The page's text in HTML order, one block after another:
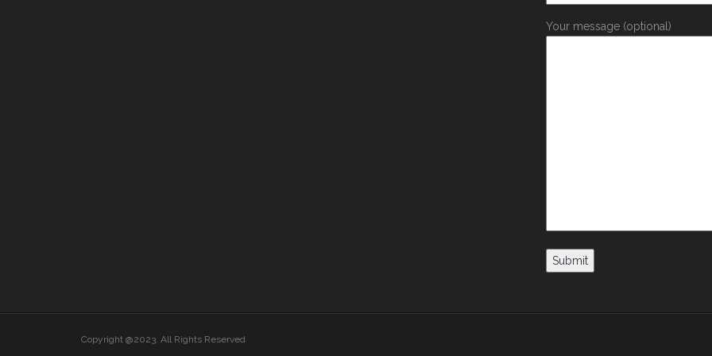
Your message (optional)
Copyright @2023. All Rights Reserved